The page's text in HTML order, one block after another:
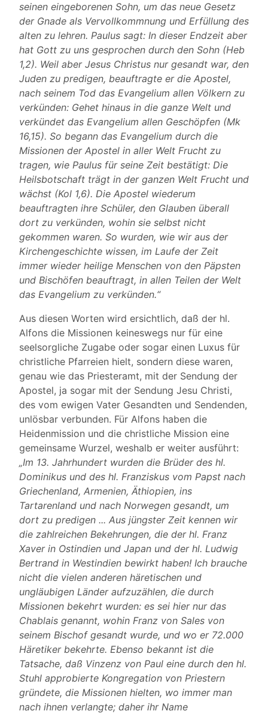
seinen eingeborenen Sohn, um das neue Gesetz
der Gnade als Vervollkommnung und Erfüllung des
alten zu lehren. Paulus sagt: In dieser Endzeit aber
hat Gott zu uns gesprochen durch den Sohn (Heb
1,2). Weil aber Jesus Christus nur gesandt war, den
Juden zu predigen, beauftragte er die Apostel,
nach seinem Tod das Evangelium allen Völkern zu
verkünden: Gehet hinaus in die ganze Welt und
verkündet das Evangelium allen Geschöpfen (Mk
16,15). So begann das Evangelium durch die
Missionen der Apostel in aller Welt Frucht zu
tragen, wie Paulus für seine Zeit bestätigt: Die
Heilsbotschaft trägt in der ganzen Welt Frucht und
wächst (Kol 1,6). Die Apostel wiederum
beauftragten ihre Schüler, den Glauben überall
dort zu verkünden, wohin sie selbst nicht
gekommen waren. So wurden, wie wir aus der
Kirchengeschichte wissen, im Laufe der Zeit
immer wieder heilige Menschen von den Päpsten
und Bischöfen beauftragt, in allen Teilen der Welt
das Evangelium zu verkünden.“
Aus diesen Worten wird ersichtlich, daß der hl.
Alfons die Missionen keineswegs nur für eine
seelsorgliche Zugabe oder sogar einen Luxus für
christliche Pfarreien hielt, sondern diese waren,
genau wie das Priesteramt, mit der Sendung der
Apostel, ja sogar mit der Sendung Jesu Christi,
des vom ewigen Vater Gesandten und Sendenden,
unlösbar verbunden. Für Alfons haben die
Heidenmission und die christliche Mission eine
gemeinsame Wurzel, weshalb er weiter ausführt:
„Im 13. Jahrhundert wurden die Brüder des hl.
Dominikus und des hl. Franziskus vom Papst nach
Griechenland, Armenien, Äthiopien, ins
Tartarenland und nach Norwegen gesandt, um
dort zu predigen ... Aus jüngster Zeit kennen wir
die zahlreichen Bekehrungen, die der hl. Franz
Xaver in Ostindien und Japan und der hl. Ludwig
Bertrand in Westindien bewirkt haben! Ich brauche
nicht die vielen anderen häretischen und
ungläubigen Länder aufzuzählen, die durch
Missionen bekehrt wurden: es sei hier nur das
Chablais genannt, wohin Franz von Sales von
seinem Bischof gesandt wurde, und wo er 72.000
Häretiker bekehrte. Ebenso bekannt ist die
Tatsache, daß Vinzenz von Paul eine durch den hl.
Stuhl approbierte Kongregation von Priestern
gründete, die Missionen hielten, wo immer man
nach ihnen verlangte; daher ihr Name